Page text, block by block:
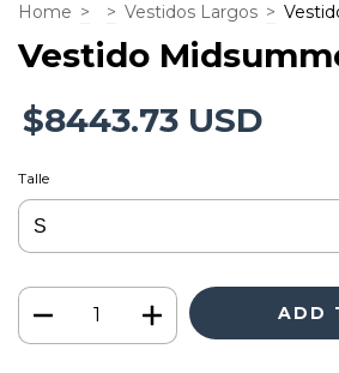
Home > > Vestidos Largos >
Vestido
$8443.73 USD
Talle